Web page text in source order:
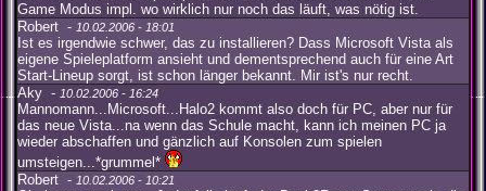
Game Modus impl. wo wirklich nur noch das läuft, was nötig ist.
Robert - 10.02.2006 - 18:01
Ist es irgendwie schwer, das zu installieren? Dass Microsoft Vista als
eigene Spieleplatform ansieht und dementsprechend auch für eine Art
Start-Lineup sorgt, ist schon länger bekannt. Mir ist's nur recht.
Aky - 10.02.2006 - 16:24
Mannomann...Microsoft...Halo2 kommt also doch für PC, aber nur für
das neue Vista...na wenn das Schule macht, kann ich meinen PC ja
wieder abschaffen und gänzlich auf Konsolen zum spielen
umsteigen...*grummel*
Robert - 10.02.2006 - 10:21